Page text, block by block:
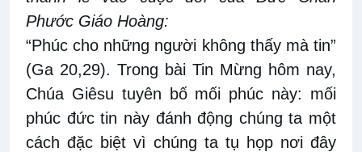
Phước Giáo Hoàng:
“Phúc cho những người không thấy mà tin”
(Ga 20,29). Trong bài Tin Mừng hôm nay,
Chúa Giêsu tuyên bố mối phúc này: mối
phúc đức tin này đánh động chúng ta một
cách đặc biệt vì chúng ta tụ họp nơi đây